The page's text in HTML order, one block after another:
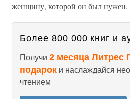
женщину, которой он был нужен.
Более 800 000 книг и
Получи 2 месяца Литрес
подарок и наслаждайся
чтением